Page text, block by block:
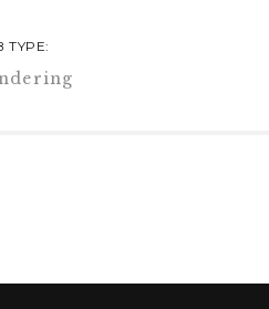
TYPE: